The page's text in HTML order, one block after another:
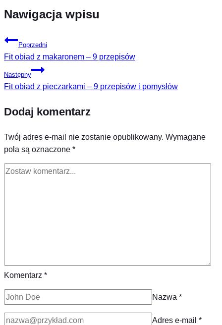
Nawigacja wpisu
Poprzedni
Fit obiad z makaronem – 9 przepisów
Następny
Fit obiad z pieczarkami – 9 przepisów i pomysłów
Dodaj komentarz
Twój adres e-mail nie zostanie opublikowany. Wymagane
pola są oznaczone *
Komentarz *
Nazwa *
Adres e-mail *